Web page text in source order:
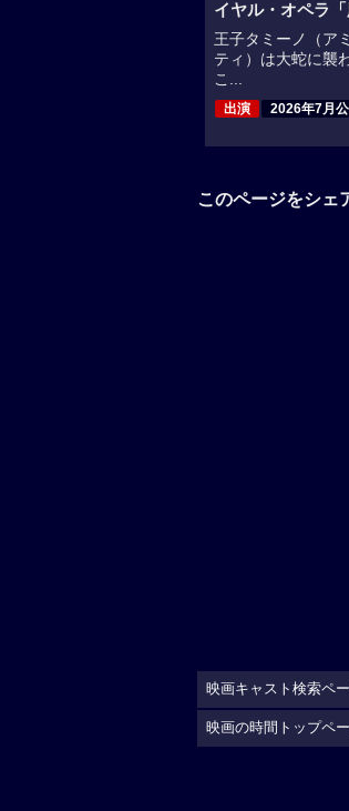
イヤル・オペラ「
王子タミーノ（ア
ティ）は大蛇に襲
こ...
出演 2026年7月
このページをシェ
映画キャスト検索ペ
映画の時間トップペ